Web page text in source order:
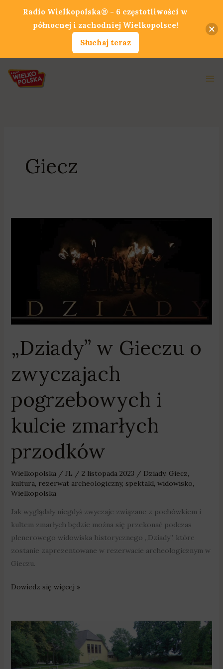
Giecz
„Dziady” w Gieczu o
zwyczajach
pogrzebowych i
kulcie zmarłych
przodków
Wielkopolska/ JL / 2 listopada 2023 / Dziady, Giecz,
kultura, rezerwat archeologiczny, spektakl, widowisko,
Wielkopolska
Jak wyglądały niegdyś zwyczaje związane z pochówkiem i
kultem zmarłych będzie można się przekonać podczas
plenerowego widowiska historycznego „Dziady”, które
zostanie zaprezentowane w rezerwacie archeologicznym w
Gieczu.
kulcie
zmarłych
przodków
Dowiedz się więcej »
Gród
ok.
Radio Wielkopolska® - 6 częstotliwości w
północnej i zachodniej Wielkopolsce!
Słuchaj teraz